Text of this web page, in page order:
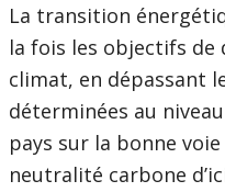
La transition
la fois les objectifs de
climat, en dépassant
déterminées au
pays sur la bonne
neutralité carbone